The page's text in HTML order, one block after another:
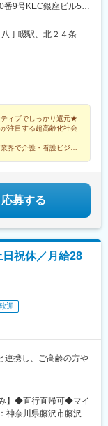
9号KEC銀座ビル5階
第10平沼ビル6階■札
号※受動喫煙対策あり
■東京・川崎全国出張
）
丁畷駅、北２４条
ィブでしっかり還元★
注目する超高齢化社会
界で介護・看護ビジネ
応募する
祝休／月給28
迎
連携し、ご高齢の方や
み】◆直行直帰可◆マイ
神奈川県藤沢市藤沢